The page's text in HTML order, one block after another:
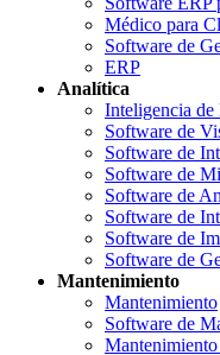
Médico para
Software de
ERP
Analítica
Inteligencia de
Software de
Software de
Software de
Software de
Software de
Software de
Software de
Mantenimiento
Mantenimiento
Software de